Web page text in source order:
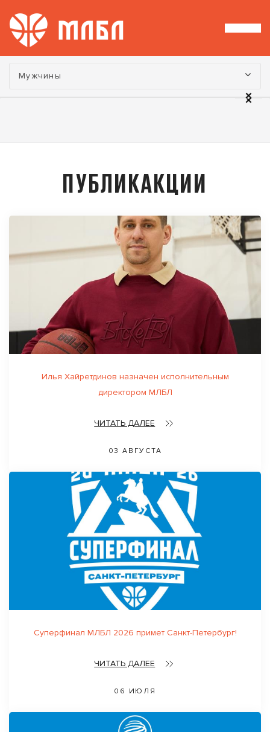
Турнир:
Мужчины
ПУБЛИКАКЦИИ
Илья Хайретдинов назначен исполнительным
директором МЛБЛ
ЧИТАТЬ ДАЛЕЕ
03 АВГУСТА
Суперфинал МЛБЛ 2026 примет Санкт-Петербург!
ЧИТАТЬ ДАЛЕЕ
06 ИЮЛЯ